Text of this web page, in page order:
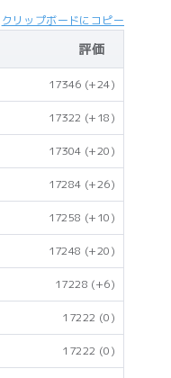
クリップボードにコピー
評価
17346 (+24)
17322 (+18)
17304 (+20)
17284 (+26)
17258 (+10)
17248 (+20)
17228 (+6)
17222 (0)
17222 (0)